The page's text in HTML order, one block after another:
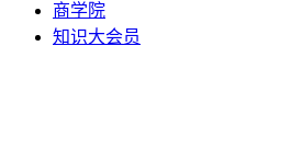
商学院
知识大会员